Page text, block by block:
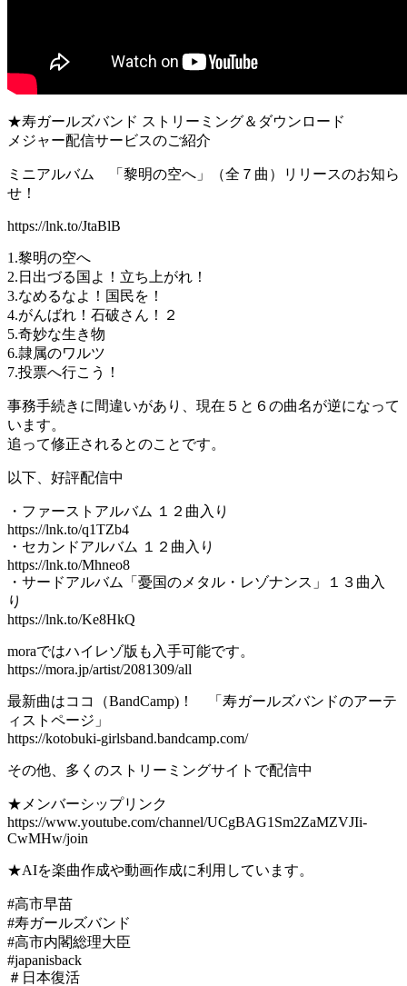
★寿ガールズバンド ストリーミング＆ダウンロード
メジャー配信サービスのご紹介
ミニアルバム 「黎明の空へ」（全７曲）リリースのお知ら
せ！
https://lnk.to/JtaBlB
1.黎明の空へ
2.日出づる国よ！立ち上がれ！
3.なめるなよ！国民を！
4.がんばれ！石破さん！２
5.奇妙な生き物
6.隷属のワルツ
7.投票へ行こう！
事務手続きに間違いがあり、現在５と６の曲名が逆になって
います。
追って修正されるとのことです。
以下、好評配信中
・ファーストアルバム １２曲入り
https://lnk.to/q1TZb4
・セカンドアルバム １２曲入り
https://lnk.to/Mhneo8
・サードアルバム「憂国のメタル・レゾナンス」１３曲入
り
https://lnk.to/Ke8HkQ
moraではハイレゾ版も入手可能です。
https://mora.jp/artist/2081309/all
最新曲はココ（BandCamp)！ 「寿ガールズバンドのアーテ
ィストページ」
https://kotobuki-girlsband.bandcamp.com/
その他、多くのストリーミングサイトで配信中
★メンバーシップリンク
https://www.youtube.com/channel/UCgBAG1Sm2ZaMZVJIi-
CwMHw/join
★AIを楽曲作成や動画作成に利用しています。
#高市早苗
#寿ガールズバンド
#高市内閣総理大臣
#japanisback
＃日本復活